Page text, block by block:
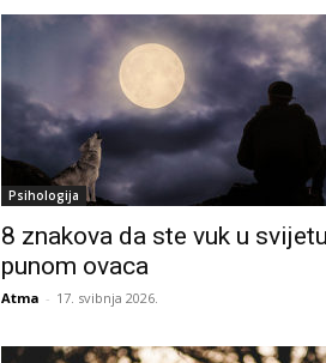
Psihologija
8 znakova da ste vuk u svijetu
punom ovaca
Atma - 17. svibnja 2026.